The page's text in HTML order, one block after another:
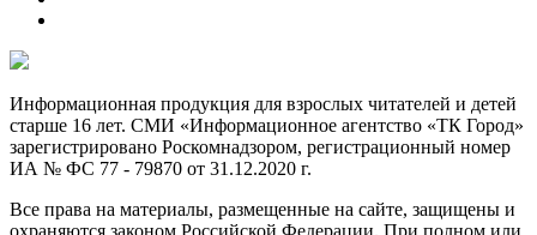
Информационная продукция для взрослых читателей и детей
старше 16 лет. СМИ «Информационное агентство «ТК Город»
зарегистрировано Роскомнадзором, регистрационный номер
ИА № ФС 77 - 79870 от 31.12.2020 г.
Все права на материалы, размещенные на сайте, защищены и
охраняются законом Российской Федерации. При полном или